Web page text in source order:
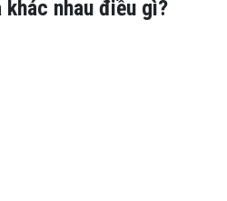
khác nhau điều gì?